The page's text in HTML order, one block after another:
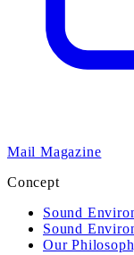
Mail Magazine
Concept
Sound
Sound
Our